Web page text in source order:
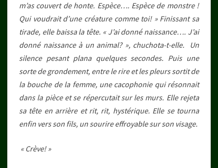
m’as couvert de honte. Espèce…. Espèce de monstre !
Qui voudrait d’une créature comme toi! » Finissant sa
tirade, elle baissa la tête. « J’ai donné naissance…. J’ai
donné naissance à un animal? », chuchota-t-elle. Un
silence pesant plana quelques secondes. Puis une
sorte de grondement, entre le rire et les pleurs sortit de
la bouche de la femme, une cacophonie qui résonnait
dans la pièce et se répercutait sur les murs. Elle rejeta
sa tête en arrière et rit, rit, hystérique. Elle se tourna
enfin vers son fils, un sourire effroyable sur son visage.
« Crève! »